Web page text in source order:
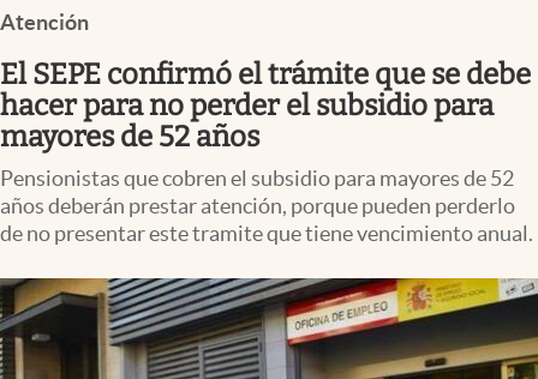
Atención
El SEPE confirmó el trámite que se debe
hacer para no perder el subsidio para
mayores de 52 años
Pensionistas que cobren el subsidio para mayores de 52
años deberán prestar atención, porque pueden perderlo
de no presentar este tramite que tiene vencimiento anual.